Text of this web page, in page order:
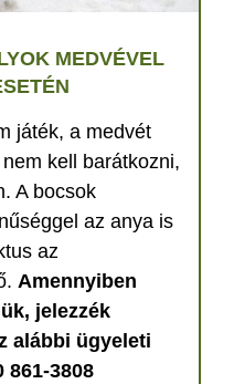
MEDVÉVEL
játék, a medvét
kell barátkozni,
A bocsok
az anya is
az
Amennyiben
jelezzék
alábbi ügyeleti
861-3808